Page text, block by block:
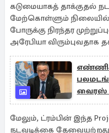
கடுமையாகத் தாக்குதல்
மேற்கொள்ளும்
போருக்கு நிரந்தர
அரேபியா விரும்புவதாக
வைரஸ்
மேலும், ட்ரம்பின் இந்த
நடவடிக்கை தேவையற்றது